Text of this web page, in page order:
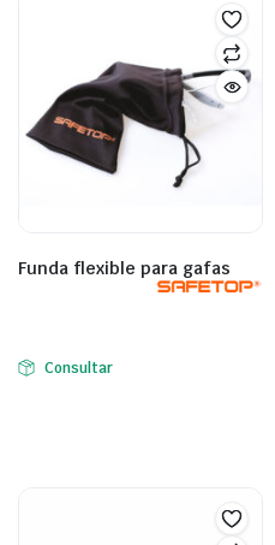
Funda flexible para gafas
Consultar